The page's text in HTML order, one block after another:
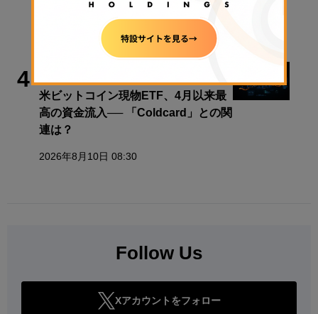
ッカー集団を提訴
2026年8月10日 10:22
4
米ビットコイン現物ETF、4月以来最
高の資金流入── 「Coldcard」との関
連は？
2026年8月10日 08:30
Follow Us
Xアカウントをフォロー